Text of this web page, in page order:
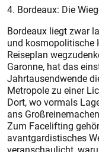
4. Bordeaux: Die
Bordeaux liegt zwar
und kosmopolitische
Reiseplan
Garonne, hat das
Jahrtausendwende
Metropole zu einer
Dort, wo vormals
ans
Zum Facelifting
avantgardistisches